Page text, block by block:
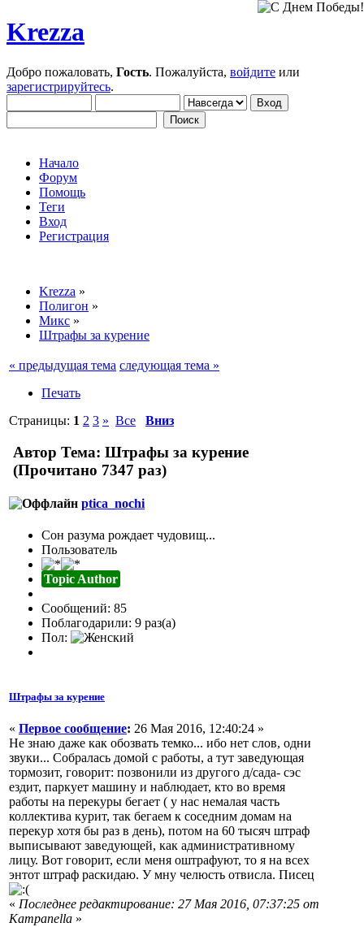
Krezza
Добро пожаловать, Гость. Пожалуйста, войдите или
зарегистрируйтесь.
Начало
Форум
Помощь
Теги
Вход
Регистрация
Krezza »
Полигон »
Микс »
Штрафы за курение
« предыдущая тема следующая тема »
Печать
Страницы: 1 2 3 » Все Вниз
Автор Тема: Штрафы за курение
(Прочитано 7347 раз)
ptica_nochi
Сон разума рождает чудовищ...
Пользователь
Topic Author
Сообщений: 85
Поблагодарили: 9 раз(а)
Пол:
Штрафы за курение
« Первое сообщение: 26 Мая 2016, 12:40:24 »
Не знаю даже как обозвать темко... ибо нет слов, одни
звуки... Собралась домой с работы, а тут заведующая
тормозит, говорит: позвонили из другого д/сада- сэс
ездит, паркует машину и наблюдает, кто во время
работы на перекуры бегает ( у нас немалая часть
коллектива курит, так бегаем к соседним домам на
перекур хотя бы раз в день), потом на 60 тысяч штраф
выписывают заведующей, как административному
лицу. Вот говорит, если меня оштрафуют, то я на всех
энтот штраф раскидаю. У мну челюсть отвисла. Писец
« Последнее редактирование: 27 Мая 2016, 07:37:25 от
Кampanella »